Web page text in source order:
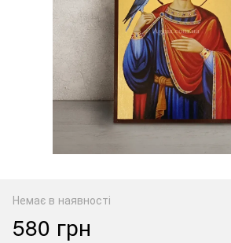
Немає в наявності
580 грн